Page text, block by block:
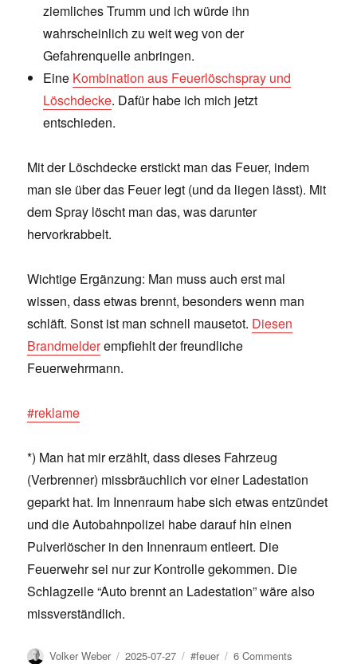
ziemliches Trumm und ich würde ihn
wahrscheinlich zu weit weg von der
Gefahrenquelle anbringen.
Eine Kombination aus Feuerlöschspray und
Löschdecke. Dafür habe ich mich jetzt
entschieden.
Mit der Löschdecke erstickt man das Feuer, indem
man sie über das Feuer legt (und da liegen lässt). Mit
dem Spray löscht man das, was darunter
hervorkrabbelt.
Wichtige Ergänzung: Man muss auch erst mal
wissen, dass etwas brennt, besonders wenn man
schläft. Sonst ist man schnell mausetot. Diesen
Brandmelderempfiehlt der freundliche
Feuerwehrmann.
#reklame
*) Man hat mir erzählt, dass dieses Fahrzeug
(Verbrenner) missbräuchlich vor einer Ladestation
geparkt hat. Im Innenraum habe sich etwas entzündet
und die Autobahnpolizei habe darauf hin einen
Pulverlöscher in den Innenraum entleert. Die
Feuerwehr sei nur zur Kontrolle gekommen. Die
Schlagzeile “Auto brennt an Ladestation” wäre also
missverständlich.
Author
Volker Weber
Posted
2025-07-27 Tags
#feuer 6 Comments